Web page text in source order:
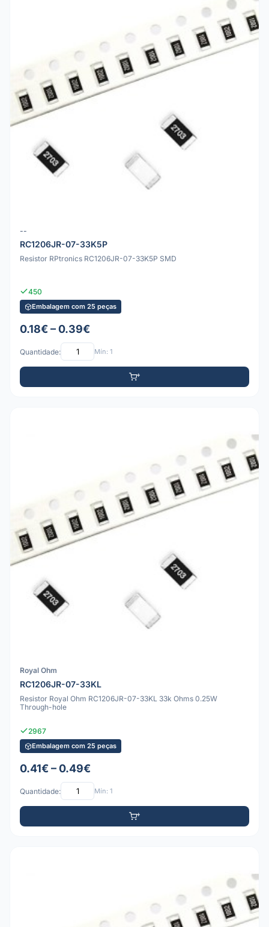
--
RC1206JR-07-33K5P
Resistor RPtronics RC1206JR-07-33K5P SMD
450
Embalagem com 25 peças
0.18€ – 0.39€
Quantidade: Mín: 1
Royal Ohm
RC1206JR-07-33KL
Resistor Royal Ohm RC1206JR-07-33KL 33k Ohms 0.25W
Through-hole
2967
Embalagem com 25 peças
0.41€ – 0.49€
Quantidade: Mín: 1